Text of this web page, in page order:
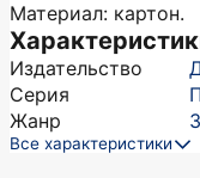
Материал: картон.
Издательство
Серия
Жанр
Все характеристики